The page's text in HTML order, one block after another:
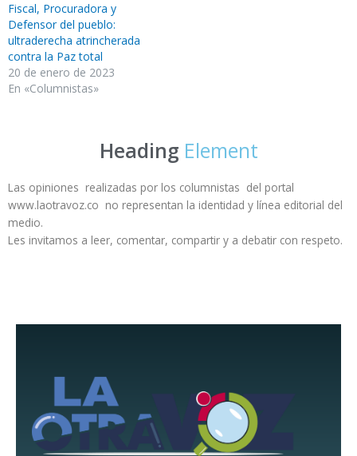
Fiscal, Procuradora y
Defensor del pueblo:
ultraderecha atrincherada
contra la Paz total
20 de enero de 2023
En «Columnistas»
Heading Element
Las opiniones realizadas por los columnistas del portal
www.laotravoz.co no representan la identidad y línea editorial del
medio.
Les invitamos a leer, comentar, compartir y a debatir con respeto.